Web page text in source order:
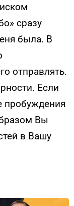
сразу
была. В
отправлять.
Если
пробуждения
Вы
в Вашу